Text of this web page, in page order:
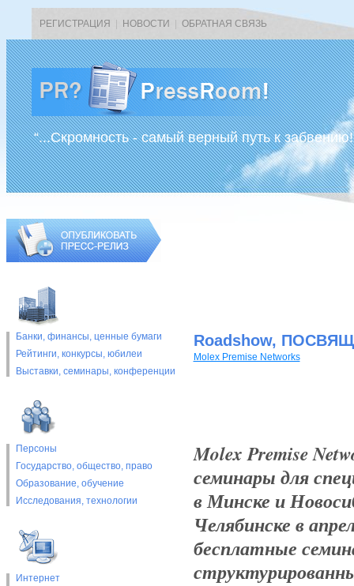
РЕГИСТРАЦИЯ НОВОСТИ ОБРАТНАЯ СВЯЗЬ
“...Скромность - самый верный путь к
Банки, финансы, ценные бумаги
Рейтинги, конкурсы, юбилеи
Выставки, cеминары, конференции
Персоны
Государство, общество, право
Образование, обучение
Исследования, технологии
Интернет
Roadshow,
Molex Premise Networks
Molex Premise
семинары для
в Минске и
Челябинске в
бесплатные